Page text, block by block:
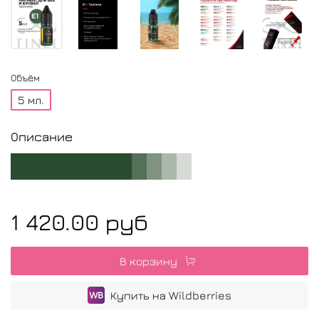
Объём
5 мл.
Описание
1 420.00 руб
В корзину
Купить на Wildberries